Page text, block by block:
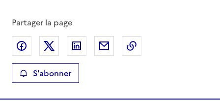
Partager la page
Partager sur Facebook
Partager sur XPartager sur LinkedIn
Partager par email
S'abonner